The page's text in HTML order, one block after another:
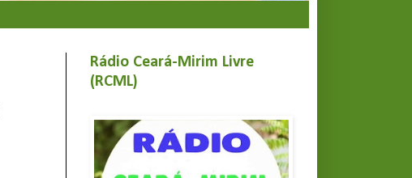
Rádio Ceará-Mirim Livre
(RCML)